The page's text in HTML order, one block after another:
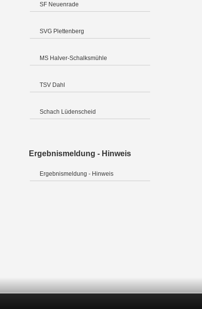
SF Neuenrade
SVG Plettenberg
MS Halver-Schalksmühle
TSV Dahl
Schach Lüdenscheid
Ergebnismeldung - Hinweis
Ergebnismeldung - Hinweis